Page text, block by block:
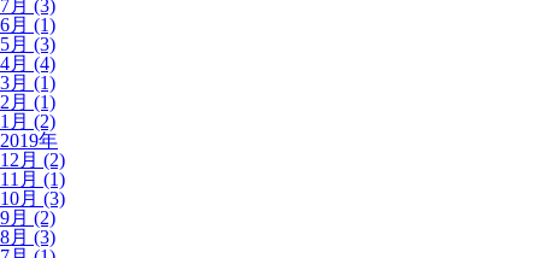
7月 (3)
6月 (1)
5月 (3)
4月 (4)
3月 (1)
2月 (1)
1月 (2)
2019年
12月 (2)
11月 (1)
10月 (3)
9月 (2)
8月 (3)